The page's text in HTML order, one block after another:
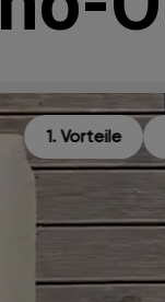
1. Vorteile